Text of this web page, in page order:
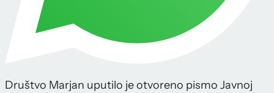
Društvo Marjan uputilo je otvoreno pismo Javnoj